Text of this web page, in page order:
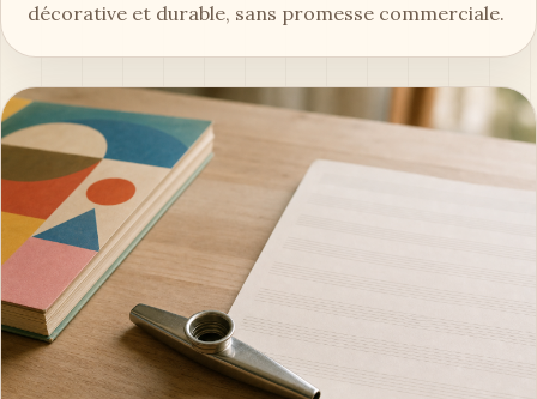
décorative et durable, sans promesse commerciale.